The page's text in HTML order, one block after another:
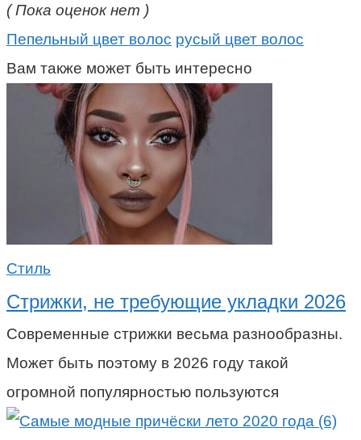
( Пока оценок нет )
Пепельный цвет волос русый цвет волос
Вам также может быть интересно
Стиль
Стрижки, не требующие укладки 2026
Современные стрижки весьма разнообразны.
Может быть поэтому в 2026 году такой
огромной популярностью пользуются